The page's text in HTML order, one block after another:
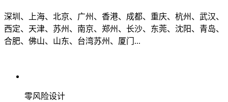
深圳、上海、北京、广州、香港、成都、重庆、杭州、武汉、
西定、天津、苏州、南京、郑州、长沙、东莞、沈阳、青岛、
合肥、佛山、山东、台湾苏州、厦门...
零风险设计